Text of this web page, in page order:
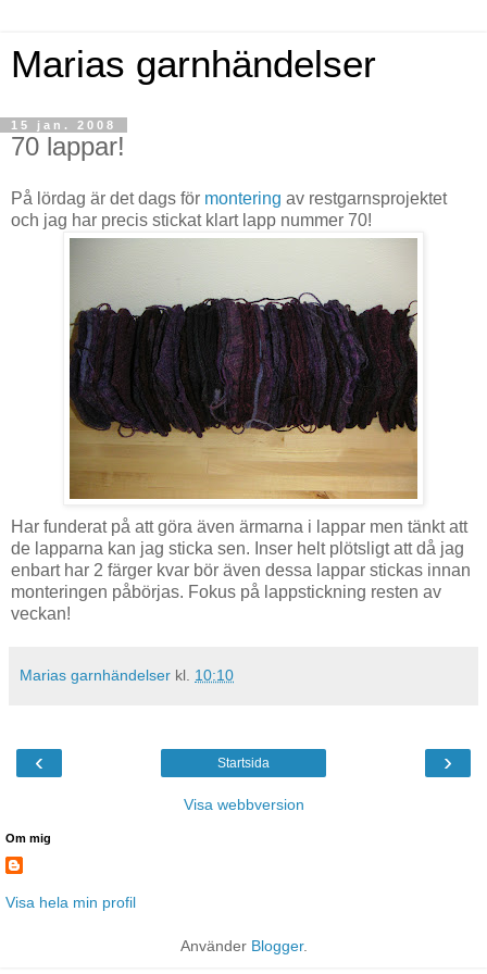
Marias garnhändelser
15 jan. 2008
70 lappar!
På lördag är det dags för montering av restgarnsprojektet
och jag har precis stickat klart lapp nummer 70!
Har funderat på att göra även ärmarna i lappar men tänkt att
de lapparna kan jag sticka sen. Inser helt plötsligt att då jag
enbart har 2 färger kvar bör även dessa lappar stickas innan
monteringen påbörjas. Fokus på lappstickning resten av
veckan!
Marias garnhändelser kl. 10:10
‹ ›
Startsida
Visa webbversion
Om mig
Visa hela min profil
Använder Blogger.